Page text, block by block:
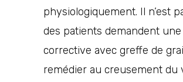
physiologiquement. Il n’est
des patients demandent
corrective avec greffe de
remédier au creusement du